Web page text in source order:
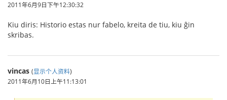
2011年6月9日下午12:30:32
Kiu diris: Historio estas nur fabelo, kreita de tiu, kiu ĝin
skribas.
vincas (显示个人资料)
2011年6月10日上午11:13:01